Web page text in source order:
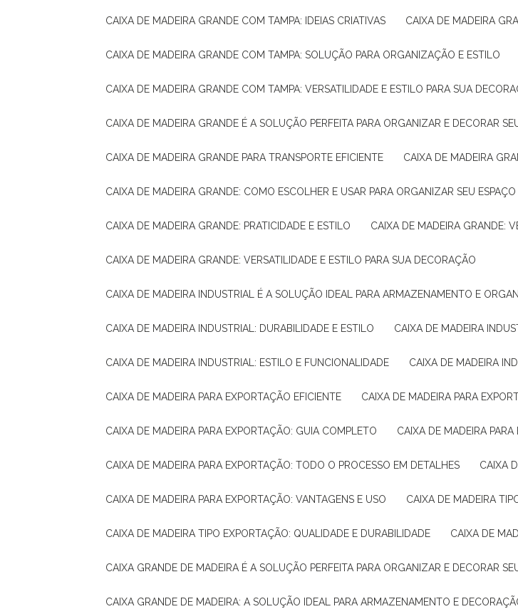
CAIXA DE MADEIRA GRANDE COM TAMPA: IDEIAS CRIATIVAS CAIXA DE MADEIRA
CAIXA DE MADEIRA GRANDE COM TAMPA: SOLUÇÃO PARA ORGANIZAÇÃO E ESTILO
CAIXA DE MADEIRA GRANDE COM TAMPA: VERSATILIDADE E ESTILO PARA SUA
CAIXA DE MADEIRA GRANDE É A SOLUÇÃO PERFEITA PARA ORGANIZAR E DECORAR
CAIXA DE MADEIRA GRANDE PARA TRANSPORTE EFICIENTE CAIXA DE MADEIRA
CAIXA DE MADEIRA GRANDE: COMO ESCOLHER E USAR PARA ORGANIZAR SEU ESPAÇO
CAIXA DE MADEIRA GRANDE: PRATICIDADE E ESTILO CAIXA DE MADEIRA GRANDE:
CAIXA DE MADEIRA GRANDE: VERSATILIDADE E ESTILO PARA SUA DECORAÇÃO
CAIXA DE MADEIRA INDUSTRIAL É A SOLUÇÃO IDEAL PARA ARMAZENAMENTO E
CAIXA DE MADEIRA INDUSTRIAL: DURABILIDADE E ESTILO CAIXA DE MADEIRA
CAIXA DE MADEIRA INDUSTRIAL: ESTILO E FUNCIONALIDADE CAIXA DE MADEIRA
CAIXA DE MADEIRA PARA EXPORTAÇÃO EFICIENTE CAIXA DE MADEIRA PARA
CAIXA DE MADEIRA PARA EXPORTAÇÃO: GUIA COMPLETO CAIXA DE MADEIRA
CAIXA DE MADEIRA PARA EXPORTAÇÃO: TODO O PROCESSO EM DETALHES CAIXA
CAIXA DE MADEIRA PARA EXPORTAÇÃO: VANTAGENS E USO CAIXA DE MADEIRA
CAIXA DE MADEIRA TIPO EXPORTAÇÃO: QUALIDADE E DURABILIDADE CAIXA DE
CAIXA GRANDE DE MADEIRA É A SOLUÇÃO PERFEITA PARA ORGANIZAR E DECORAR
CAIXA GRANDE DE MADEIRA: A SOLUÇÃO IDEAL PARA ARMAZENAMENTO E